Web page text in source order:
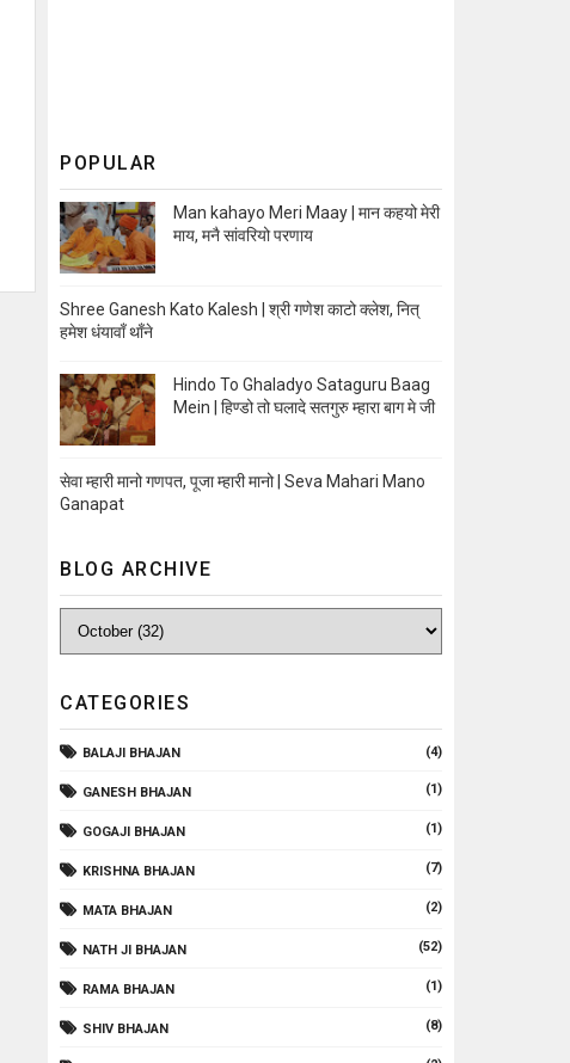
POPULAR
Man kahayo Meri Maay | मान कहयो मेरी
माय, मनै सांवरियो परणाय
Shree Ganesh Kato Kalesh | श्री गणेश काटो क्लेश, नित्
हमेश धंयावाँ थाँने
Hindo To Ghaladyo Sataguru Baag
Mein | हिण्डो तो घलादे सतगुरु म्हारा बाग मे जी
सेवा म्हारी मानो गणपत, पूजा म्हारी मानो | Seva Mahari Mano
Ganapat
BLOG ARCHIVE
CATEGORIES
BALAJI BHAJAN (4)
GANESH BHAJAN (1)
GOGAJI BHAJAN (1)
KRISHNA BHAJAN (7)
MATA BHAJAN (2)
NATH JI BHAJAN (52)
RAMA BHAJAN (1)
SHIV BHAJAN (8)